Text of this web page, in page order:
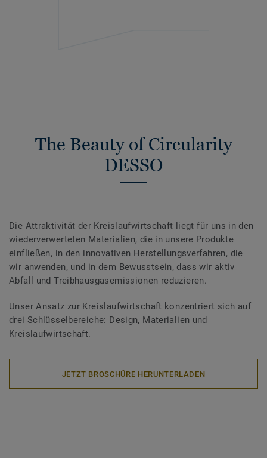
The Beauty of Circularity
DESSO
Die Attraktivität der Kreislaufwirtschaft liegt für uns in den
wiederverwerteten Materialien, die in unsere Produkte
einfließen, in den innovativen Herstellungsverfahren, die
wir anwenden, und in dem Bewusstsein, dass wir aktiv
Abfall und Treibhausgasemissionen reduzieren.
Unser Ansatz zur Kreislaufwirtschaft konzentriert sich auf
drei Schlüsselbereiche: Design, Materialien und
Kreislaufwirtschaft.
JETZT BROSCHÜRE HERUNTERLADEN